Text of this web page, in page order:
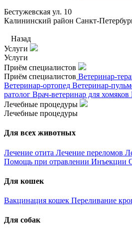
Бестужевская ул. 10
Калининский район Санкт-
Назад
Услуги
Услуги
Приём специалистов
Приём специалистов Ветеринар-
Ветеринар-ортопед Ветеринар-
ратолог Врач-ветеринар для хомяков
Лечебные процедуры
Лечебные процедуры
Для всех животных
Лечение отита Лечение переломов
Помощь при отравлении Инъекции
Для кошек
Вакцинация кошек Переливание
Для собак